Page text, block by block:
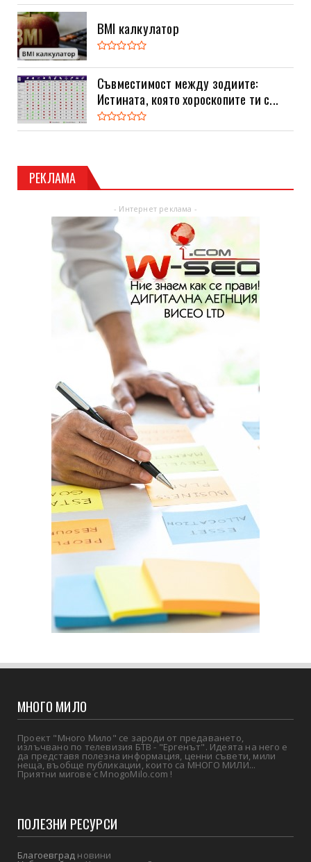
BMI калкулатор
Съвместимост между зодиите:
Истината, която хороскопите ти с...
РЕКЛАМА
- Интернет реклама -
МНОГО МИЛО
Проект "Много Мило" се зароди от предаването,
излъчвано по телевизия БТВ - "Ергенът". Идеята на него е
да представя полезна информация, ценни съвети, мили
неща, въобще публикации, които са МНОГО МИЛИ...
Приятни мигове с MnogoMilo.com !
ПОЛЕЗНИ РЕСУРСИ
Благоевград новини